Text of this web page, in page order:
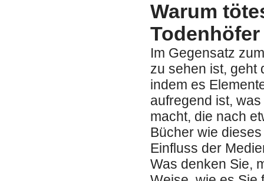
Warum
Todenhöfer
Im Gegensatz
zu sehen ist, geht
indem es
aufregend ist,
macht, die nach
Bücher wie
Einfluss der
Was denken Sie,